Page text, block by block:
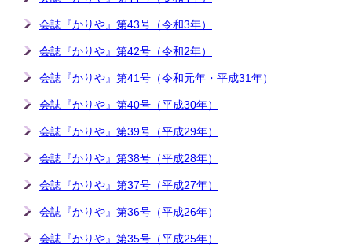
会誌『かりや』第43号（令和3年）
会誌『かりや』第42号（令和2年）
会誌『かりや』第41号（令和元年・平成31年）
会誌『かりや』第40号（平成30年）
会誌『かりや』第39号（平成29年）
会誌『かりや』第38号（平成28年）
会誌『かりや』第37号（平成27年）
会誌『かりや』第36号（平成26年）
会誌『かりや』第35号（平成25年）